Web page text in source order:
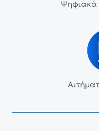
Ψηφιακά